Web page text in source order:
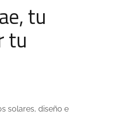
tu
tu
solares, diseño e